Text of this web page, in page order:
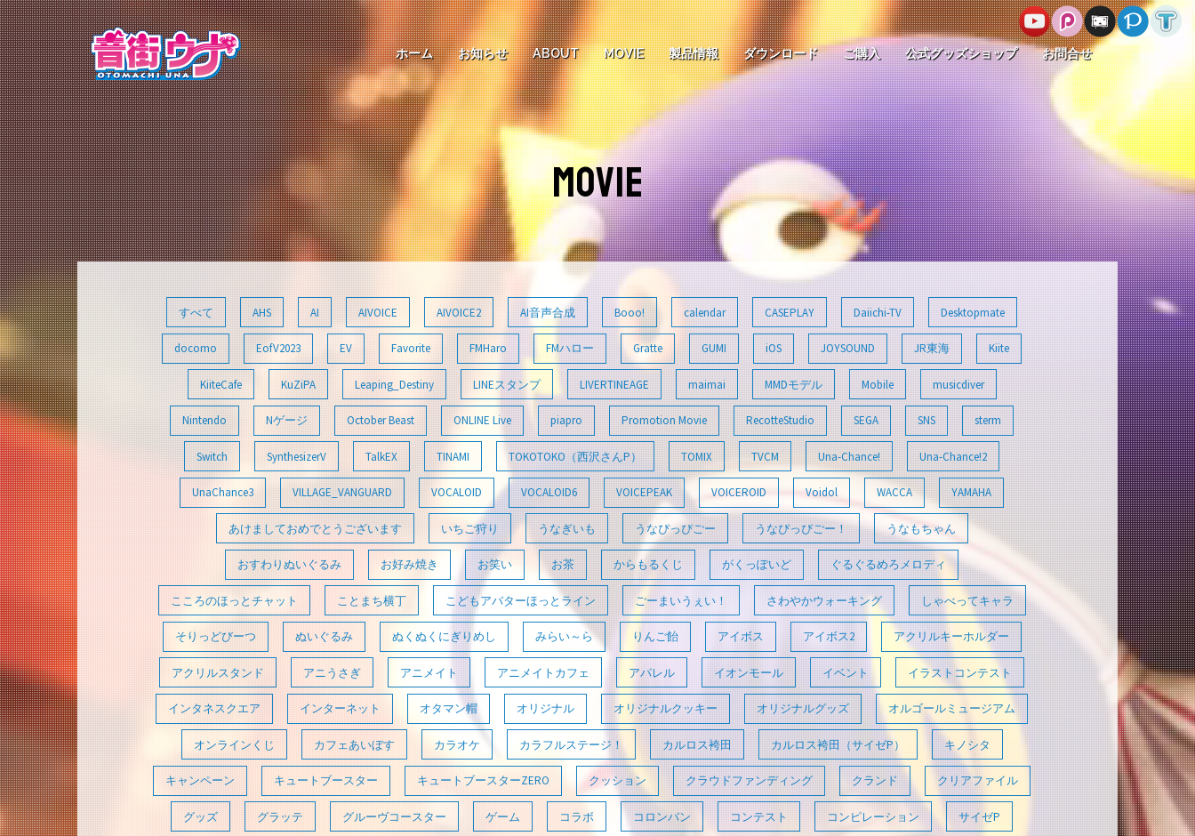
コ
ン
テ
ン
ツ
へ
ス
キ
ッ
プ
ホーム お知らせ ABOUT MOVIE 製品情報 ダウンロード ご購入 公式グッズショップ お問合せ
MOVIE
すべて AHS AI AIVOICE AIVOICE2 AI音声合成 Booo! calendar CASEPLAY Daiichi-TV Desktopmate
docomo EofV2023 EV Favorite FMHaro FMハロー Gratte GUMI iOS JOYSOUND JR東海 Kiite
KiiteCafe KuZiPA Leaping_Destiny LINEスタンプ LIVERTINEAGE maimai MMDモデル Mobile musicdiver
Nintendo Nゲージ October Beast ONLINE Live piapro Promotion Movie RecotteStudio SEGA SNS sterm
Switch SynthesizerV TalkEX TINAMI TOKOTOKO（西沢さんP） TOMIX TVCM Una-Chance! Una-Chance!2
UnaChance3 VILLAGE_VANGUARD VOCALOID VOCALOID6 VOICEPEAK VOICEROID Voidol WACCA YAMAHA
あけましておめでとうございます いちご狩り うなぎいも うなぴっぴごー うなぴっぴごー！ うなもちゃん
おすわりぬいぐるみ お好み焼き お笑い お茶 からもるくじ がくっぽいど ぐるぐるめろメロディ
こころのほっとチャット ことまち横丁 こどもアバターほっとライン ごーまいうぇい！ さわやかウォーキング しゃべってキャラ
そりっどびーつ ぬいぐるみ ぬくぬくにぎりめし みらい～ら りんご飴 アイボス アイボス2 アクリルキーホルダー
アクリルスタンド アニうさぎ アニメイト アニメイトカフェ アパレル イオンモール イベント イラストコンテスト
インタネスクエア インターネット オタマン帽 オリジナル オリジナルクッキー オリジナルグッズ オルゴールミュージアム
オンラインくじ カフェあいぼす カラオケ カラフルステージ！ カルロス袴田 カルロス袴田（サイゼP） キノシタ
キャンペーン キュートブースター キュートブースターZERO クッション クラウドファンディング クランド クリアファイル
グッズ グラッテ グルーヴコースター ゲーム コラボ コロンバン コンテスト コンピレーション サイゼP